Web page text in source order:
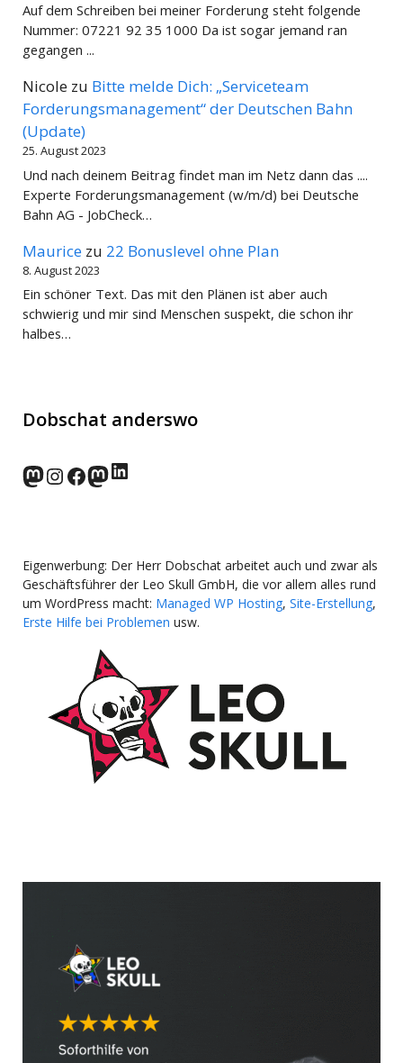
Auf dem Schreiben bei meiner Forderung steht folgende
Nummer: 07221 92 35 1000 Da ist sogar jemand ran
gegangen ...
Nicole zu Bitte melde Dich: „Serviceteam
Forderungsmanagement“ der Deutschen Bahn
(Update)
25. August 2023
Und nach deinem Beitrag findet man im Netz dann das ....
Experte Forderungsmanagement (w/m/d) bei Deutsche
Bahn AG - JobCheck…
Maurice zu 22 Bonuslevel ohne Plan
8. August 2023
Ein schöner Text. Das mit den Plänen ist aber auch
schwierig und mir sind Menschen suspekt, die schon ihr
halbes…
Dobschat anderswo
norden.social
Instagram
Facebook
wp-punks.social
LinkedIn
Eigenwerbung: Der Herr Dobschat arbeitet auch und zwar als
Geschäftsführer der Leo Skull GmbH, die vor allem alles rund
um WordPress macht: Managed WP Hosting, Site-Erstellung,
Erste Hilfe bei Problemen usw.